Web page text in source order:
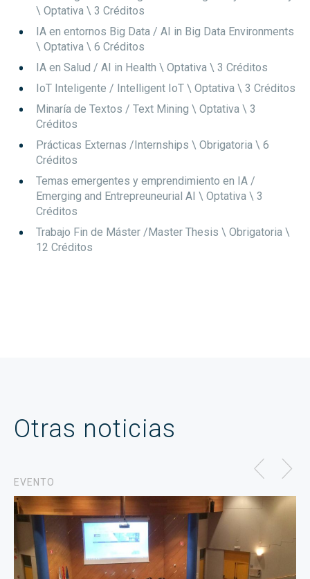
\ Optativa \ 3 Créditos
IA en entornos Big Data / AI in Big Data Environments
\ Optativa \ 6 Créditos
IA en Salud / AI in Health \ Optativa \ 3 Créditos
IoT Inteligente / Intelligent IoT \ Optativa \ 3 Créditos
Minaría de Textos / Text Mining \ Optativa \ 3
Créditos
Prácticas Externas /Internships \ Obrigatoria \ 6
Créditos
Temas emergentes y emprendimiento en IA /
Emerging and Entrepreuneurial AI \ Optativa \ 3
Créditos
Trabajo Fin de Máster /Master Thesis \ Obrigatoria \
12 Créditos
Otras noticias
EVENTO